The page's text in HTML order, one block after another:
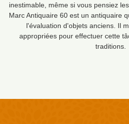
inestimable, même si vous pensiez
Marc Antiquaire 60 est un antiquaire
l'évaluation d'objets anciens. Il
appropriées pour effectuer cette
traditions.